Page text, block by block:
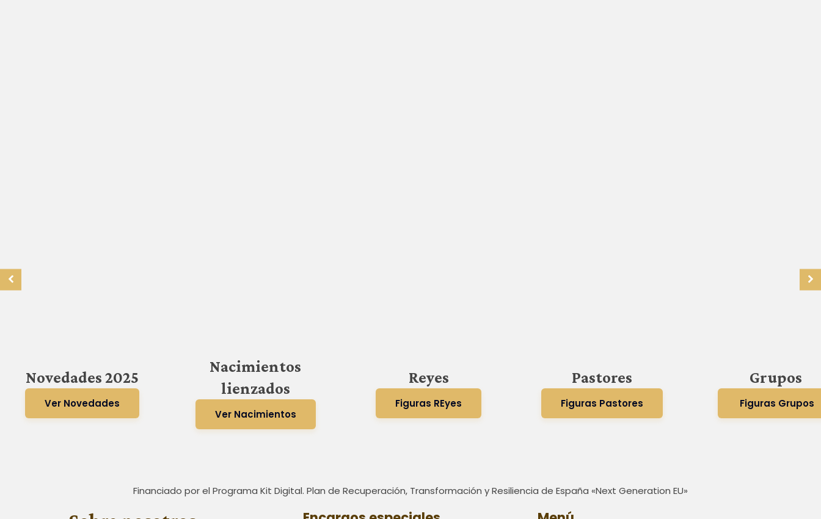
Novedades 2025
Ver Novedades
Nacimientos
lienzados
Ver Nacimientos
Reyes
Figuras REyes
Pastores
Figuras Pastores
Grupos
Figuras Grupos
Financiado por el Programa Kit Digital. Plan de Recuperación, Transformación y Resiliencia de España «Next Generation EU»